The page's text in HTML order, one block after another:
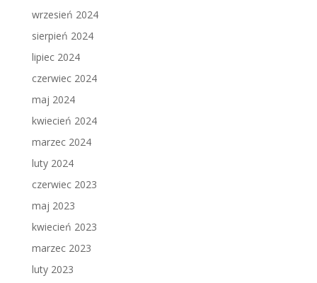
wrzesień 2024
sierpień 2024
lipiec 2024
czerwiec 2024
maj 2024
kwiecień 2024
marzec 2024
luty 2024
czerwiec 2023
maj 2023
kwiecień 2023
marzec 2023
luty 2023